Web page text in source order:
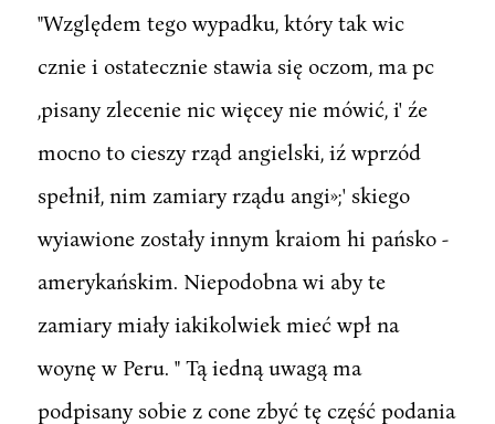
"Względem tego wypadku, który tak wic
cznie i ostatecznie stawia się oczom, ma pc
,pisany zlecenie nic więcey nie mówić, i' źe
mocno to cieszy rząd angielski, iź wprzód
spełnił, nim zamiary rządu angi»;' skiego
wyiawione zostały innym kraiom hi pańsko -
amerykańskim. Niepodobna wi aby te
zamiary miały iakikolwiek mieć wpł na
woynę w Peru. " Tą iedną uwagą ma
podpisany sobie z cone zbyć tę część podania